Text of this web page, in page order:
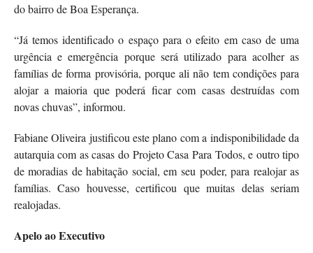
do bairro de Boa Esperança.
“Já temos identificado o espaço para o efeito em caso de uma
urgência e emergência porque será utilizado para acolher as
famílias de forma provisória, porque ali não tem condições para
alojar a maioria que poderá ficar com casas destruídas com
novas chuvas”, informou.
Fabiane Oliveira justificou este plano com a indisponibilidade da
autarquia com as casas do Projeto Casa Para Todos, e outro tipo
de moradias de habitação social, em seu poder, para realojar as
famílias. Caso houvesse, certificou que muitas delas seriam
realojadas.
Apelo ao Executivo